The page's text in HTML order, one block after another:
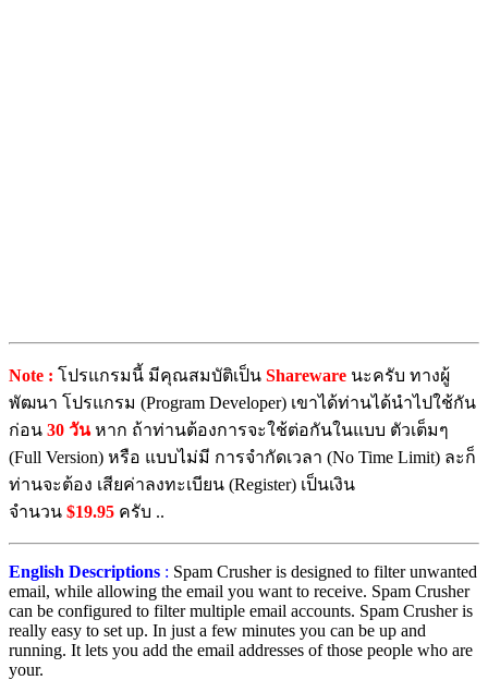
Note : โปรแกรมนี้ มีคุณสมบัติเป็น Shareware นะครับ ทางผู้
พัฒนา โปรแกรม (Program Developer) เขาได้ท่านได้นำไปใช้กัน
ก่อน 30 วันหาก ถ้าท่านต้องการจะใช้ต่อกันในแบบ ตัวเต็มๆ
(Full Version) หรือ แบบไม่มี การจำกัดเวลา (No Time Limit) ละก็
ท่านจะต้อง เสียค่าลงทะเบียน (Register) เป็นเงิน
จำนวน $19.95 ครับ ..
English Descriptions : Spam Crusher is designed to filter unwanted
email, while allowing the email you want to receive. Spam Crusher
can be configured to filter multiple email accounts. Spam Crusher is
really easy to set up. In just a few minutes you can be up and
running. It lets you add the email addresses of those people who are
your.